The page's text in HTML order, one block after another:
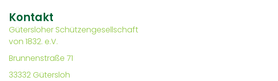
Kontakt
Gütersloher Schützengesellschaft
von 1832. e.V.
Brunnenstraße 71
33332 Gütersloh